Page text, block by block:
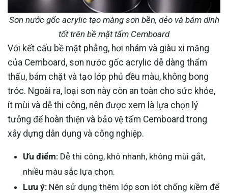
Sơn nước gốc acrylic tạo màng sơn bền, dẻo và bám dính
tốt trên bề mặt tấm Cemboard
Với kết cấu bề mặt phẳng, hơi nhám và giàu xi măng
của Cemboard, sơn nước gốc acrylic dễ dàng thẩm
thấu, bám chặt và tạo lớp phủ đều màu, không bong
tróc. Ngoài ra, loại sơn này còn an toàn cho sức khỏe,
ít mùi và dễ thi công, nên được xem là lựa chọn lý
tưởng để hoàn thiện và bảo vệ tấm Cemboard trong
xây dựng dân dụng và công nghiệp.
Ưu điểm: Dễ thi công, khô nhanh, không mùi gắt,
nhiều màu sắc lựa chọn.
Lưu ý: Nên sử dụng thêm lớp sơn lót chống kiềm để